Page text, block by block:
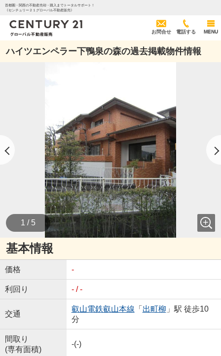
首都圏・関西の不動産売却・購入までトータルサポート！
《センチュリー２１グローバル不動産販売》
お問合せ 電話する MENU
ハイツエンペラー下鴨泉の森の過去掲載物件情報
1 / 5
基本情報
価格 -
利回り - / -
交通
叡山電鉄叡山本線 「 出町柳 」駅 徒歩10
分
間取り
(専有面積)
-(-)